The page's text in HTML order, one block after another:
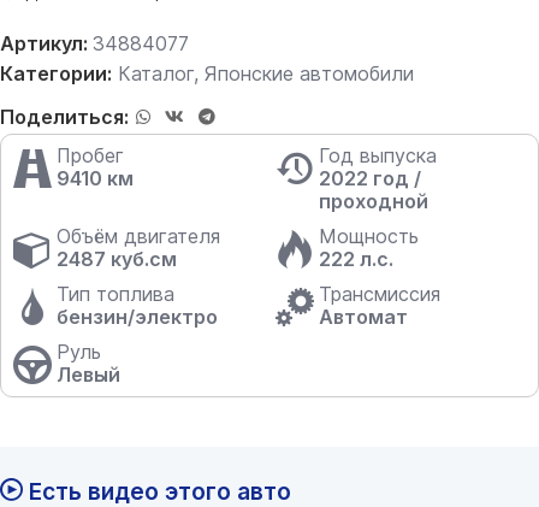
Артикул: 34884077
Категории: Каталог, Японские автомобили
Поделиться:
Пробег
9410 км
Год выпуска
2022 год /
проходной
Объём двигателя
2487 куб.см
Мощность
222 л.с.
Тип топлива
бензин/электро
Трансмиссия
Автомат
Руль
Левый
Есть видео этого авто